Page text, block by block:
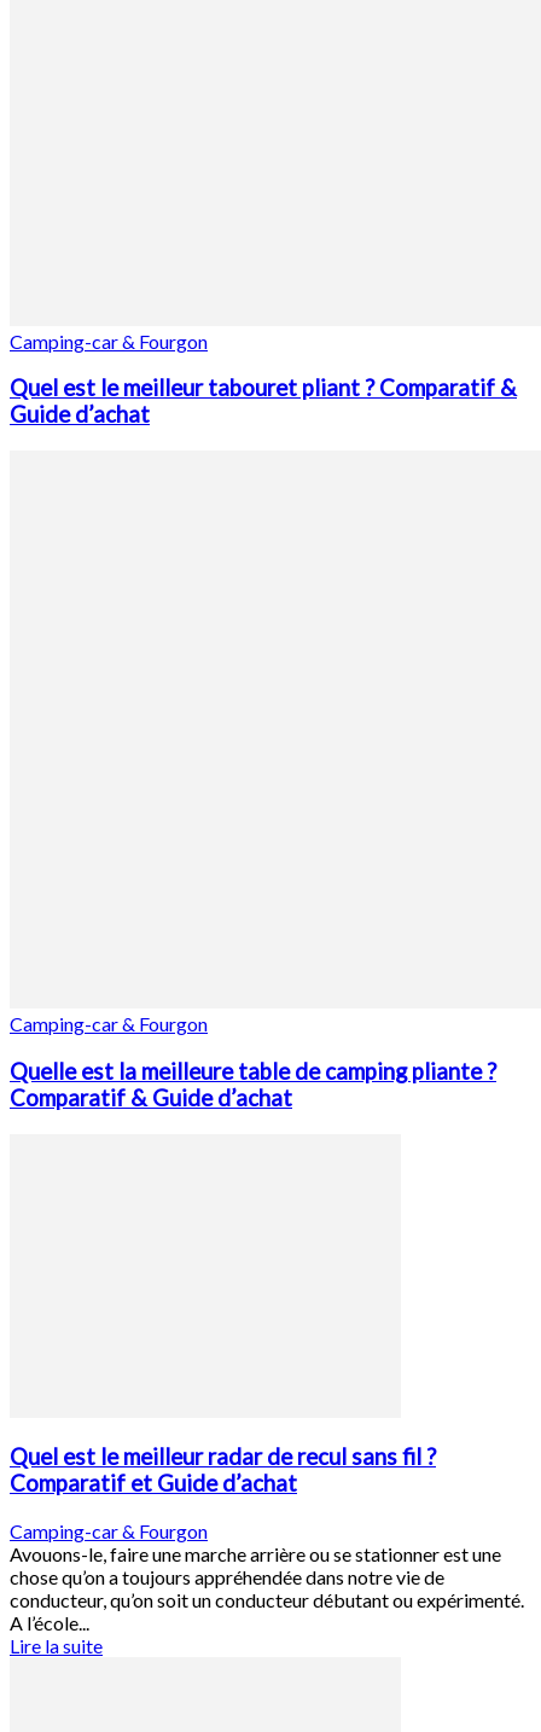
Camping-car & Fourgon
Quel est le meilleur tabouret pliant ? Comparatif &
Guide d’achat
Camping-car & Fourgon
Quelle est la meilleure table de camping pliante ?
Comparatif & Guide d’achat
Quel est le meilleur radar de recul sans fil ?
Comparatif et Guide d’achat
Camping-car & Fourgon
Avouons-le, faire une marche arrière ou se stationner est une
chose qu’on a toujours appréhendée dans notre vie de
conducteur, qu’on soit un conducteur débutant ou expérimenté.
A l’école...
Lire la suite